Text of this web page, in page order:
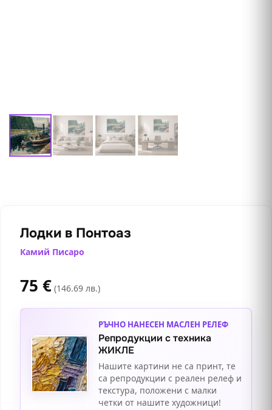
Лодки в Понтоаз
Камий Писаро
75 € (146.69 лв.)
РЪЧНО НАНЕСЕН МАСЛЕН РЕЛЕФ
Репродукции с техника
ЖИКЛЕ
Нашите картини не са принт, те
са репродукции с реален релеф и
текстура, положени с малки
четки от нашите художници!